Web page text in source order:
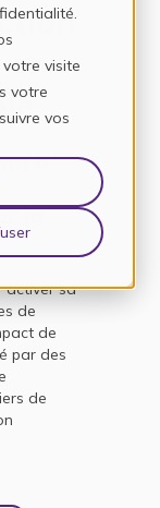
visite
votre
vos
a
la
activer sa
de
de
par des
de